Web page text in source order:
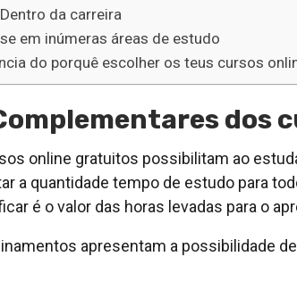
da carreira
em inúmeras áreas de estudo
do porquê escolher os teus cursos
dos
online gratuitos possibilitam ao
a quantidade tempo de estudo para
é o valor das horas levadas para o
apresentam a possibilidade